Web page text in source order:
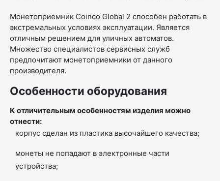
Монетоприемник Coinco Global 2 способен работать в
экстремальных условиях эксплуатации. Является
отличным решением для уличных автоматов.
Множество специалистов сервисных служб
предпочитают монетоприемники от данного
производителя.
Особенности оборудования
К отличительным особенностям изделия можно
отнести:
корпус сделан из пластика высочайшего качества;
монеты не попадают в электронные части
устройства;